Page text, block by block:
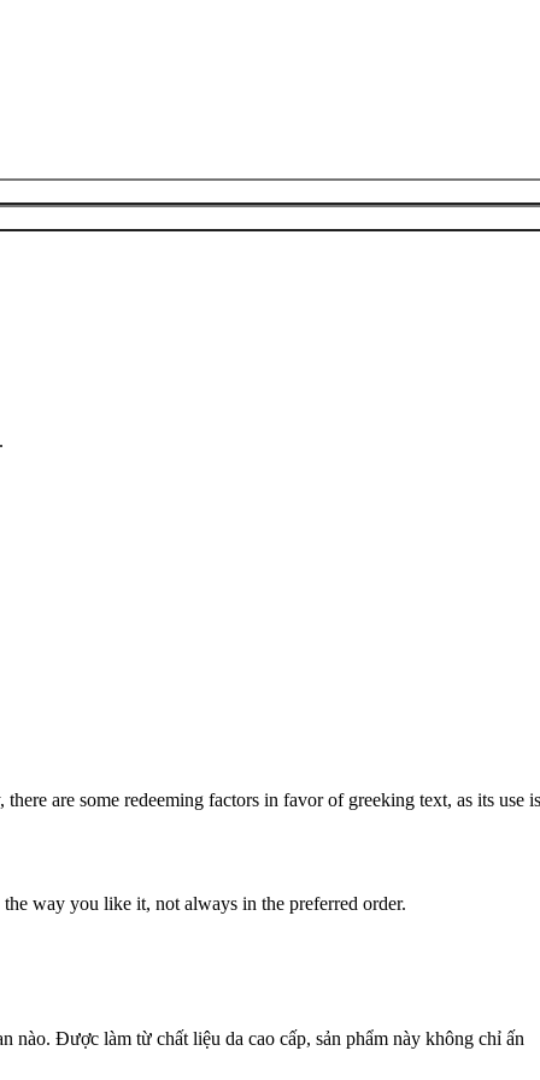
are some redeeming factors in favor of greeking text, as its use is
way you like it, not always in the preferred order.
nào. Được làm từ chất liệu da cao cấp, sản phẩm này không chỉ ấn